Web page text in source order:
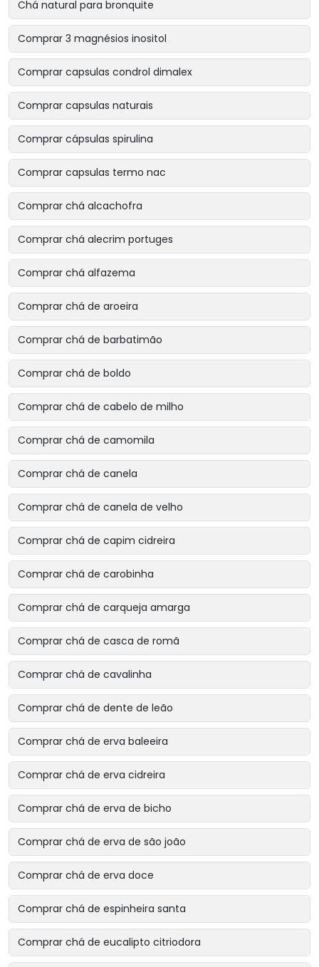
Chá natural para bronquite
Comprar 3 magnésios inositol
Comprar capsulas condrol dimalex
Comprar capsulas naturais
Comprar cápsulas spirulina
Comprar capsulas termo nac
Comprar chá alcachofra
Comprar chá alecrim portuges
Comprar chá alfazema
Comprar chá de aroeira
Comprar chá de barbatimão
Comprar chá de boldo
Comprar chá de cabelo de milho
Comprar chá de camomila
Comprar chá de canela
Comprar chá de canela de velho
Comprar chá de capim cidreira
Comprar chá de carobinha
Comprar chá de carqueja amarga
Comprar chá de casca de romã
Comprar chá de cavalinha
Comprar chá de dente de leão
Comprar chá de erva baleeira
Comprar chá de erva cidreira
Comprar chá de erva de bicho
Comprar chá de erva de são joão
Comprar chá de erva doce
Comprar chá de espinheira santa
Comprar chá de eucalipto citriodora